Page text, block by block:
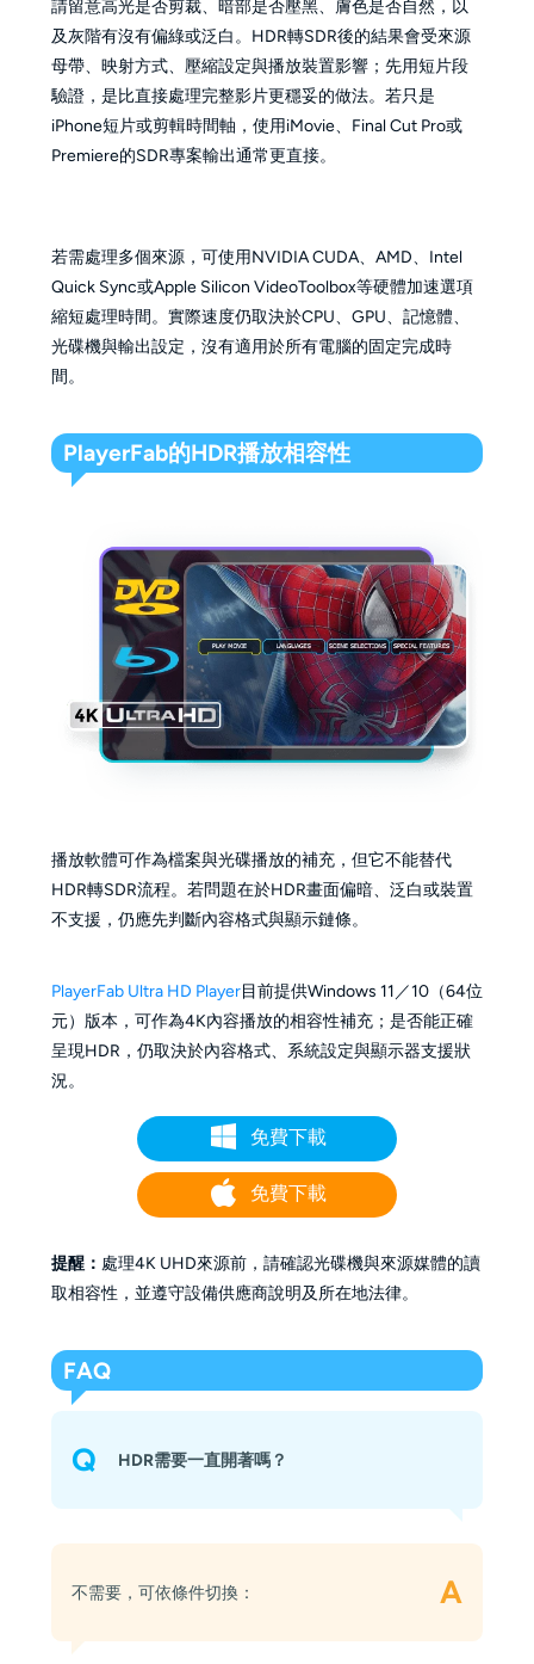
請留意高光是否剪裁、暗部是否壓黑、膚色是否自然，以
及灰階有沒有偏綠或泛白。HDR轉SDR後的結果會受來源
母帶、映射方式、壓縮設定與播放裝置影響；先用短片段
驗證，是比直接處理完整影片更穩妥的做法。若只是
iPhone短片或剪輯時間軸，使用iMovie、Final Cut Pro或
Premiere的SDR專案輸出通常更直接。
若需處理多個來源，可使用NVIDIA CUDA、AMD、Intel
Quick Sync或Apple Silicon VideoToolbox等硬體加速選項
縮短處理時間。實際速度仍取決於CPU、GPU、記憶體、
光碟機與輸出設定，沒有適用於所有電腦的固定完成時
間。
PlayerFab的HDR播放相容性
播放軟體可作為檔案與光碟播放的補充，但它不能替代
HDR轉SDR流程。若問題在於HDR畫面偏暗、泛白或裝置
不支援，仍應先判斷內容格式與顯示鏈條。
PlayerFab Ultra HD Player目前提供Windows 11／10（64位
元）版本，可作為4K內容播放的相容性補充；是否能正確
呈現HDR，仍取決於內容格式、系統設定與顯示器支援狀
況。
免費下載
免費下載
提醒： 處理4K UHD來源前，請確認光碟機與來源媒體的讀
取相容性，並遵守設備供應商說明及所在地法律。
FAQ
Q HDR需要一直開著嗎？
不需要，可依條件切換： A